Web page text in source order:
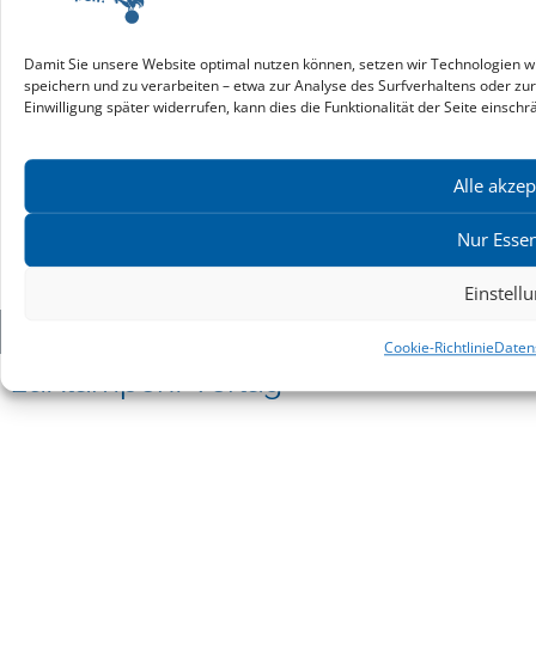
Damit Sie unsere Website optimal nutzen können, setzen wir Technologien
speichern und zu verarbeiten – etwa zur Analyse des Surfverhaltens oder
Einwilligung später widerrufen, kann dies die Funktionalität der Seite
Alle
Nur
Cookie-Richtlinie
Service & Infos
Service für Handel & Veranstalter
Infos zur Manuskripteinreichung
Praktikumsstellen
Datenschutz
Cookie-Einstellungen
zuKlampen! Verlag